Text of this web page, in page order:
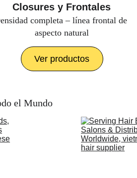
Closures y Frontales
completa – línea frontal de
aspecto natural
Ver productos
el Mundo